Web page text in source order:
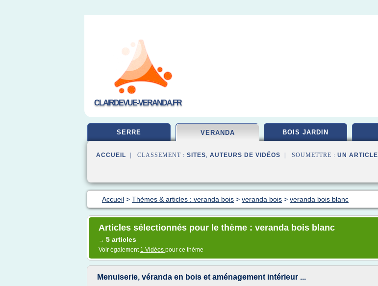
CLAIRDEVUE-VERANDA.FR
SERRE VERANDA BOIS JARDIN
ACCUEIL | CLASSEMENT : SITES, AUTEURS DE VIDÉOS | SOUMETTRE : UN ARTICLE
Accueil > Thèmes & articles : veranda bois > veranda bois > veranda bois blanc
Articles sélectionnés pour le thème : veranda bois blanc
→ 5 articles
Voir également 1 Vidéos pour ce thème
Menuiserie, véranda en bois et aménagement intérieur ...